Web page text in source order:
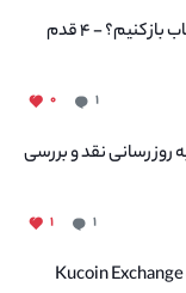
چگونه در صرافی کوکوین حساب باز کنیم؟ - ۴ قدم
۱ ۰
رسانی نقد و بررسی
۱ ۱